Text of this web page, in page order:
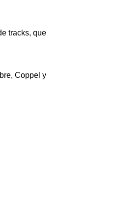
tracks, que
Coppel y